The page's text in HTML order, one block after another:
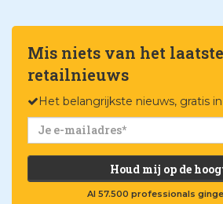
Mis niets van het laatste
retailnieuws
Het belangrijkste nieuws, gratis
Houd mij op de
Al 57.500 professionals